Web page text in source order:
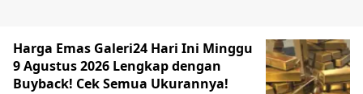
Harga Emas Galeri24 Hari Ini Minggu
9 Agustus 2026 Lengkap dengan
Buyback! Cek Semua Ukurannya!